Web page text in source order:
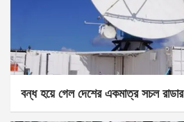
বন্ধ হয়ে গেল দেশের একমাত্র সচল রাডার